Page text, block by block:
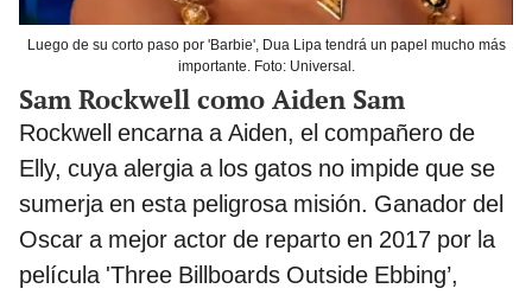
Luego de su corto paso por 'Barbie', Dua Lipa tendrá un papel mucho más
importante. Foto: Universal.
Sam Rockwell como Aiden Sam
Rockwell encarna a Aiden, el compañero de
Elly, cuya alergia a los gatos no impide que se
sumerja en esta peligrosa misión. Ganador del
Oscar a mejor actor de reparto en 2017 por la
película 'Three Billboards Outside Ebbing’,